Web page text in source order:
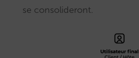
se consolideront.